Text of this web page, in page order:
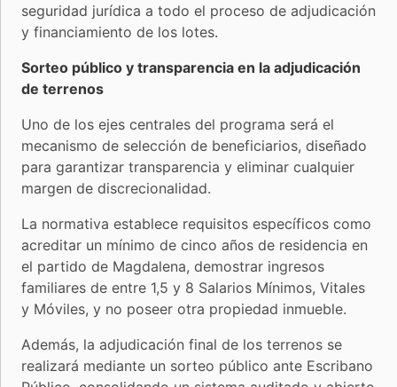
seguridad jurídica a todo el proceso de adjudicación
y financiamiento de los lotes.
Sorteo público y transparencia en la adjudicación
de terrenos
Uno de los ejes centrales del programa será el
mecanismo de selección de beneficiarios, diseñado
para garantizar transparencia y eliminar cualquier
margen de discrecionalidad.
La normativa establece requisitos específicos como
acreditar un mínimo de cinco años de residencia en
el partido de Magdalena, demostrar ingresos
familiares de entre 1,5 y 8 Salarios Mínimos, Vitales
y Móviles, y no poseer otra propiedad inmueble.
Además, la adjudicación final de los terrenos se
realizará mediante un sorteo público ante Escribano